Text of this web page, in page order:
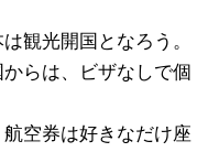
観光開国となろう。
らは、ビザなしで個
空券は好きなだけ座